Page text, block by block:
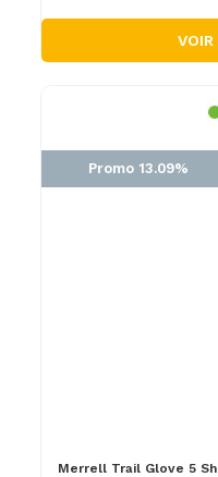
VOIR
Promo 13.09%
Merrell Trail Glove 5